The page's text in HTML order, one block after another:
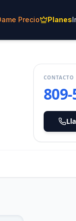
Precio Planes
CONTACTO